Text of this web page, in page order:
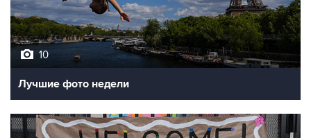
10
Лучшие фото недели